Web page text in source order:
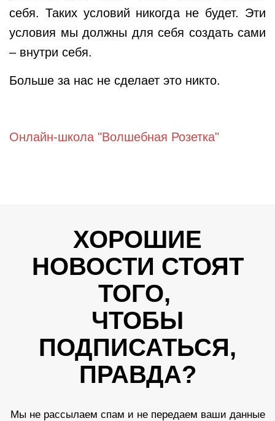
себя. Таких условий никогда не будет. Эти
условия мы должны для себя создать сами
– внутри себя.
Больше за нас не сделает это никто.
Онлайн-школа "Волшебная Розетка"
ХОРОШИЕ
НОВОСТИ СТОЯТ
ТОГО,
ЧТОБЫ
ПОДПИСАТЬСЯ,
ПРАВДА?
Мы не рассылаем спам и не передаем ваши данные